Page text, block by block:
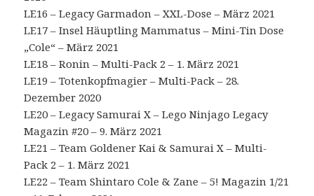
LE16 – Legacy Garmadon – XXL-Dose – März 2021
LE17 – Insel Häuptling Mammatus – Mini-Tin Dose
„Cole“ – März 2021
LE18 – Ronin – Multi-Pack 2 – 1. März 2021
LE19 – Totenkopfmagier – Multi-Pack – 28.
Dezember 2020
LE20 – Legacy Samurai X – Lego Ninjago Legacy
Magazin #20 – 9. März 2021
LE21 – Team Goldener Kai & Samurai X – Multi-
Pack 2 – 1. März 2021
LE22 – Team Shintaro Cole & Zane – 5! Magazin 1/21